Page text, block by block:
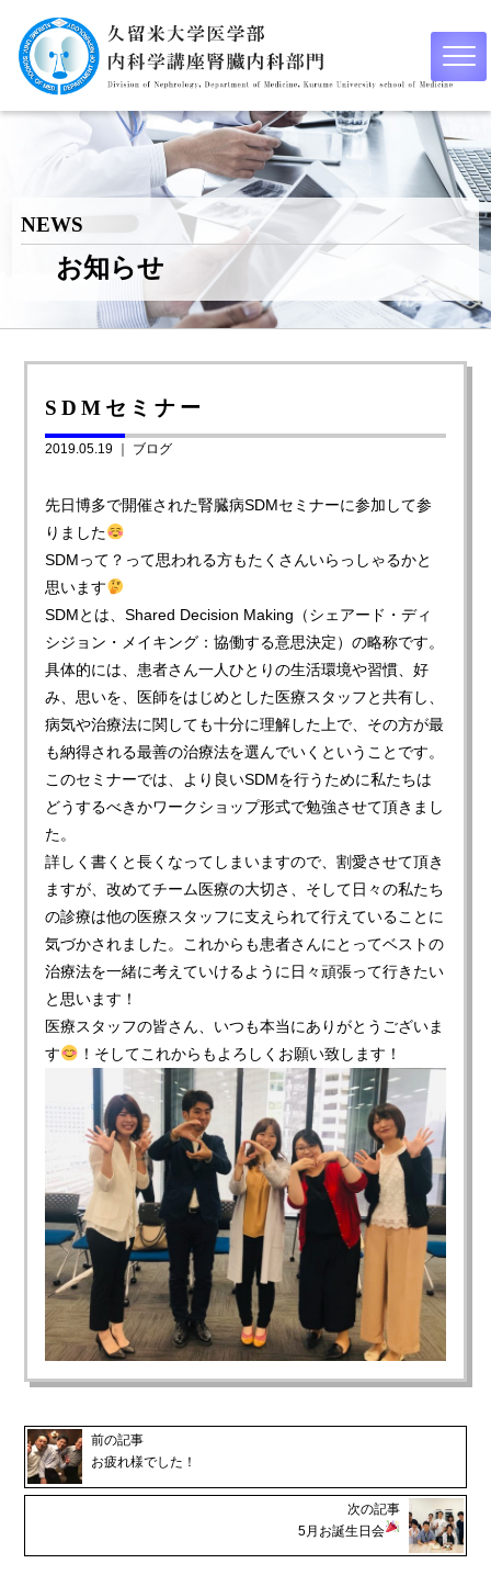
NEWS
お知らせ
SDMセミナー
2019.05.19 ｜ ブログ
先日博多で開催された腎臓病SDMセミナーに参加して参
りました
SDMって？って思われる方もたくさんいらっしゃるかと
思います
SDMとは、Shared Decision Making（シェアード・ディ
シジョン・メイキング：協働する意思決定）の略称です。
具体的には、患者さん一人ひとりの生活環境や習慣、好
み、思いを、医師をはじめとした医療スタッフと共有し、
病気や治療法に関しても十分に理解した上で、その方が最
も納得される最善の治療法を選んでいくということです。
このセミナーでは、より良いSDMを行うために私たちは
どうするべきかワークショップ形式で勉強させて頂きまし
た。
詳しく書くと長くなってしまいますので、割愛させて頂き
ますが、改めてチーム医療の大切さ、そして日々の私たち
の診療は他の医療スタッフに支えられて行えていることに
気づかされました。これからも患者さんにとってベストの
治療法を一緒に考えていけるように日々頑張って行きたい
と思います！
医療スタッフの皆さん、いつも本当にありがとうございま
す
！そしてこれからもよろしくお願い致します！
前の記事
お疲れ様でした！
次の記事
5月お誕生日会